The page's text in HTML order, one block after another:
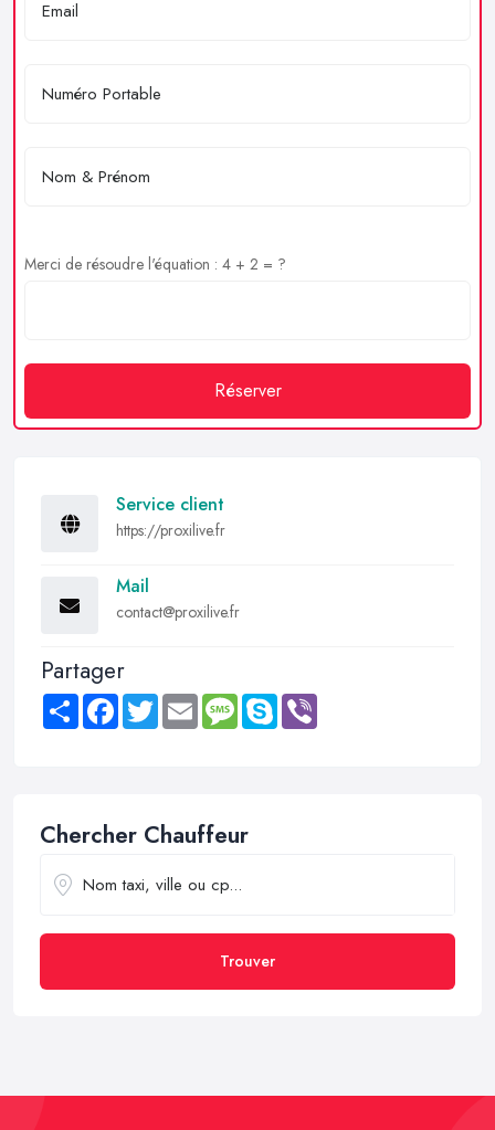
Merci de résoudre l'équation : 4 + 2 = ?
Réserver
Service client
https://proxilive.fr
Mail
contact@proxilive.fr
Partager
Share FacebookTwitter Email MessageSkype
Chercher Chauffeur
Trouver